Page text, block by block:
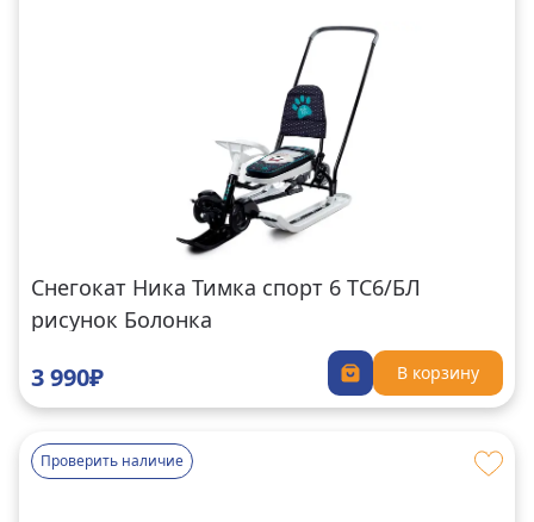
Снегокат Ника Тимка спорт 6 ТС6/БЛ
рисунок Болонка
3 990₽ В корзину
Проверить наличие